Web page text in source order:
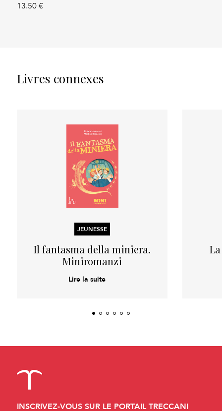
13.50 €
Livres connexes
JEUNESSE
Il fantasma della miniera.
Miniromanzi
Lire la suite
INSCRIVEZ-VOUS SUR LE PORTAIL TRECCANI